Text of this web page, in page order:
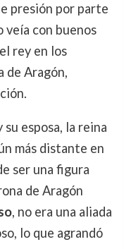
presión por parte
veía con buenos
rey en los
de Aragón,
su esposa, la reina
más distante en
ser una figura
de Aragón
, no era una aliada
lo que agrandó